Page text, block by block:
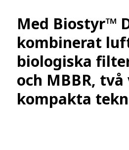
Med Biostyr™
kombinerat
biologiska
och MBBR,
kompakta